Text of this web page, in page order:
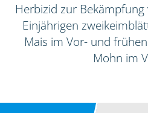
Herbizid zur
Einjährigen
Mais im Vor- und
Mohn im